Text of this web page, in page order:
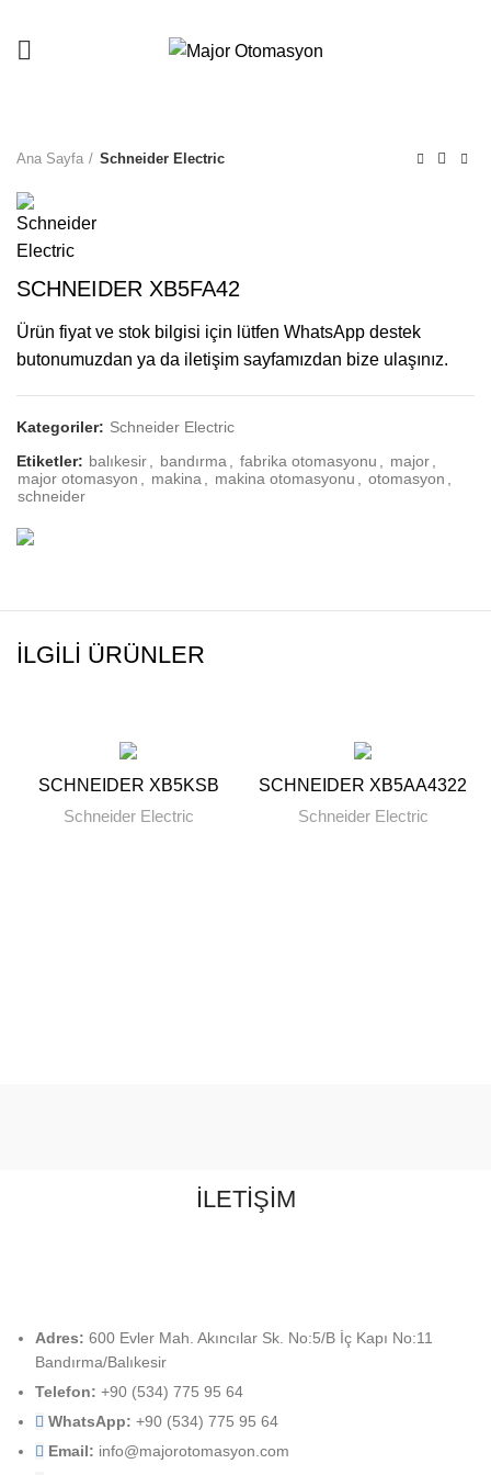
Ana Sayfa Schneider Electric
SCHNEIDER XB5FA42
Ürün fiyat ve stok bilgisi için lütfen WhatsApp destek
butonumuzdan ya da iletişim sayfamızdan bize ulaşınız.
Kategoriler: Schneider Electric
Etiketler: balıkesir bandırma fabrika otomasyonu major
major otomasyon
makina makina otomasyonu otomasyon
schneider
İLGILI ÜRÜNLER
SCHNEIDER XB5KSB
Schneider Electric
SCHNEIDER XB5AA4322
Schneider Electric
İLETİŞİM
Adres: 600 Evler Mah. Akıncılar Sk. No:5/B İç Kapı No:11
Bandırma/Balıkesir
Telefon: +90 (534) 775 95 64
WhatsApp: +90 (534) 775 95 64
Email: info@majorotomasyon.com